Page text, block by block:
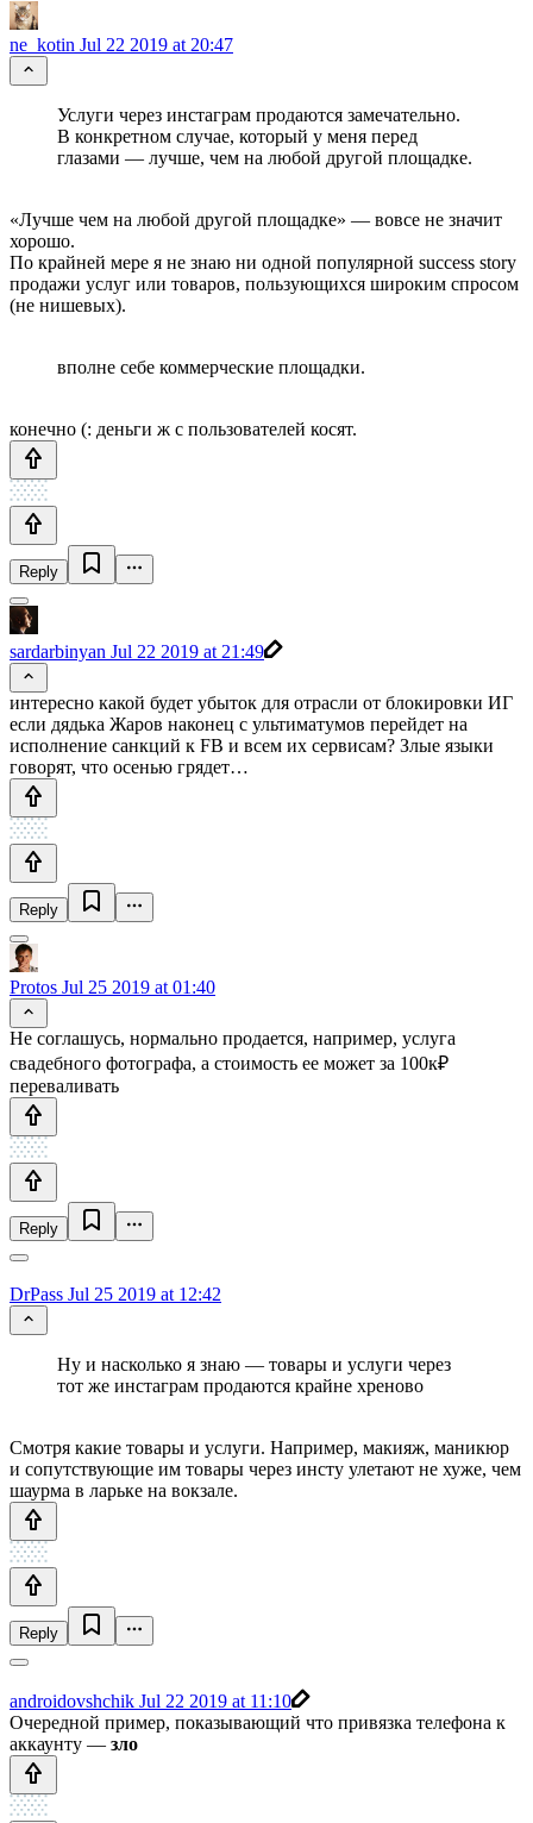
ne_kotin Jul 22 2019 at 20:47
Услуги через инстаграм продаются замечательно.
В конкретном случае, который у меня перед
глазами — лучше, чем на любой другой площадке.
«Лучше чем на любой другой площадке» — вовсе не значит
хорошо.
По крайней мере я не знаю ни одной популярной success story
продажи услуг или товаров, пользующихся широким спросом
(не нишевых).
вполне себе коммерческие площадки.
конечно (: деньги ж с пользователей косят.
Reply
sardarbinyan Jul 22 2019 at 21:49
интересно какой будет убыток для отрасли от блокировки ИГ
если дядька Жаров наконец с ультиматумов перейдет на
исполнение санкций к FB и всем их сервисам? Злые языки
говорят, что осенью грядет…
Reply
Protos Jul 25 2019 at 01:40
Не соглашусь, нормально продается, например, услуга
свадебного фотографа, а стоимость ее может за 100к₽
переваливать
Reply
DrPass Jul 25 2019 at 12:42
Ну и насколько я знаю — товары и услуги через
тот же инстаграм продаются крайне хреново
Смотря какие товары и услуги. Например, макияж, маникюр
и сопутствующие им товары через инсту улетают не хуже, чем
шаурма в ларьке на вокзале.
Reply
androidovshchik Jul 22 2019 at 11:10
Очередной пример, показывающий что привязка телефона к
аккаунту — зло